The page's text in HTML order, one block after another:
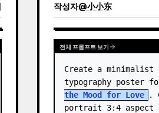
작성자@小小东
전체 프롬프트 보기
Create a
typography poster
the Mood for Love
.
portrait 3:4 aspect